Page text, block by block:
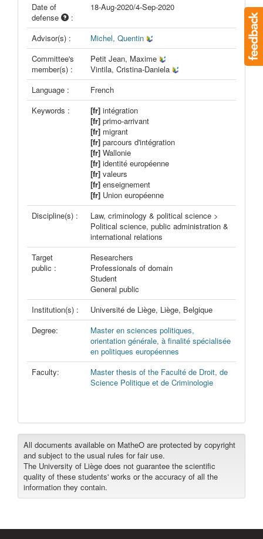
Date of
defense
:
18-Aug-2020/4-Sep-2020
Advisor(s) :
Michel, Quentin
Committee's
member(s) :
Petit Jean, Maxime
Vintila, Cristina-Daniela
Language :
French
Keywords :
[fr] intégration
[fr] primo-arrivant
[fr] migrant
[fr] parcours d'intégration
[fr] Wallonie
[fr] identité européenne
[fr] valeurs
[fr] enseignement
[fr] Union européenne
Discipline(s) :
Law, criminology & political science >
Political science, public administration &
international relations
Target
public :
Researchers
Professionals of domain
Student
General public
Institution(s) :
Université de Liège, Liège, Belgique
Degree:
Master en sciences politiques,
orientation générale, à finalité spécialisée
en politiques européennes
Faculty:
Master thesis of the Faculté de Droit, de
Science Politique et de Criminologie
All documents available on MatheO are protected by copyright
and subject to the usual rules for fair use.
The University of Liège does not guarantee the scientific
quality of these students' works or the accuracy of all the
information they contain.